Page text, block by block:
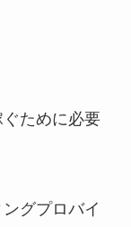
ために必要
グプロバイ